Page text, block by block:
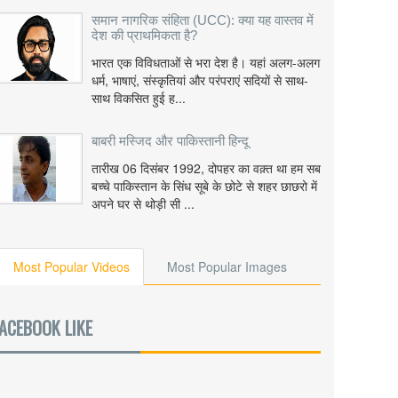
समान नागरिक संहिता (UCC): क्या यह वास्तव में
देश की प्राथमिकता है?
भारत एक विविधताओं से भरा देश है। यहां अलग-अलग
धर्म, भाषाएं, संस्कृतियां और परंपराएं सदियों से साथ-
साथ विकसित हुई ह...
बाबरी मस्जिद और पाकिस्तानी हिन्दू
तारीख 06 दिसंबर 1992, दोपहर का वक़्त था हम सब
बच्चे पाकिस्तान के सिंध सूबे के छोटे से शहर छाछरो में
अपने घर से थोड़ी सी ...
Most Popular Videos Most Popular Images
LIKE